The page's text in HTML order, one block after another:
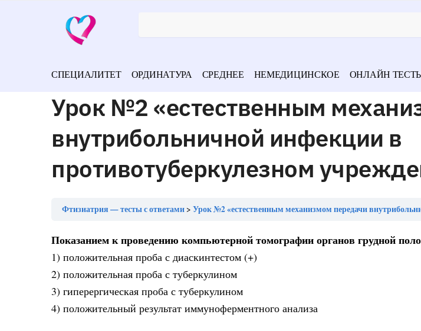
СПЕЦИАЛИТЕТ ОРДИНАТУРА СРЕДНЕЕ НЕМЕДИЦИНСКОЕ ОНЛАЙН
Урок №2 «естественным
внутрибольничной инфекции в
противотуберкулезном
Фтизиатрия — тесты с ответами Урок №2 «естественным механизмом передачи внутрибольничной инфекции
Показанием к проведению компьютерной томографии органов грудной
1) положительная проба с диаскинтестом (+)
2) положительная проба с туберкулином
3) гиперергическая проба с туберкулином
4) положительный результат иммуноферментного анализа